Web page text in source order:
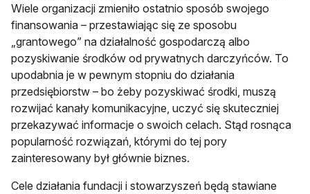
Wiele organizacji zmieniło ostatnio sposób swojego
finansowania – przestawiając się ze sposobu
„grantowego” na działalność gospodarczą albo
pozyskiwanie środków od prywatnych darczyńców. To
upodabnia je w pewnym stopniu do działania
przedsiębiorstw – bo żeby pozyskiwać środki, muszą
rozwijać kanały komunikacyjne, uczyć się skuteczniej
przekazywać informacje o swoich celach. Stąd rosnąca
popularność rozwiązań, którymi do tej pory
zainteresowany był głównie biznes.
Cele działania fundacji i stowarzyszeń będą stawiane